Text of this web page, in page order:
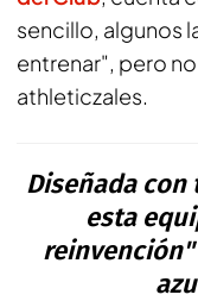
sencillo, algunos
entrenar", pero
athleticzales.
Diseñada
esta